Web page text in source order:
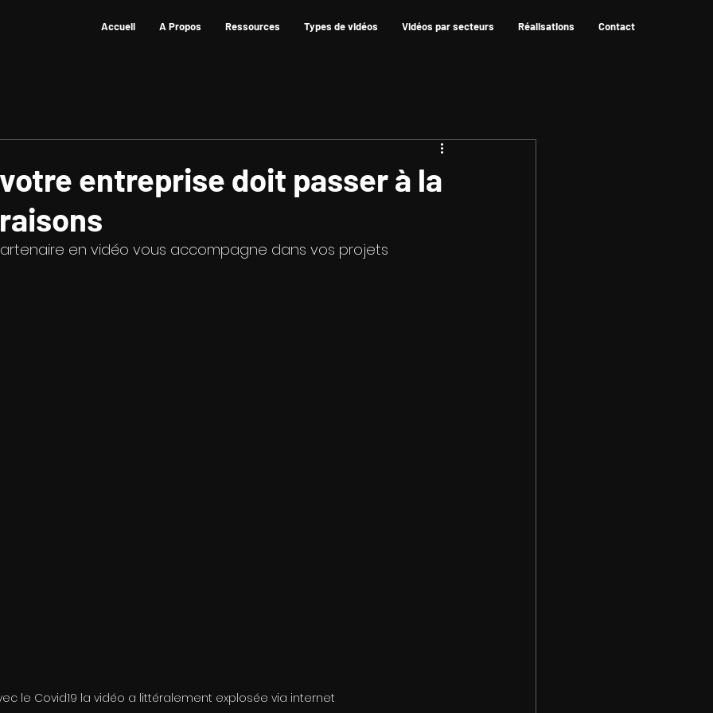
Accueil A Propos Ressources Types de vidéos Vidéos par secteurs Réalisations Contact
entreprise doit passer à la
en vidéo vous accompagne dans vos projets
le Covid19 la vidéo a littéralement explosée via internet